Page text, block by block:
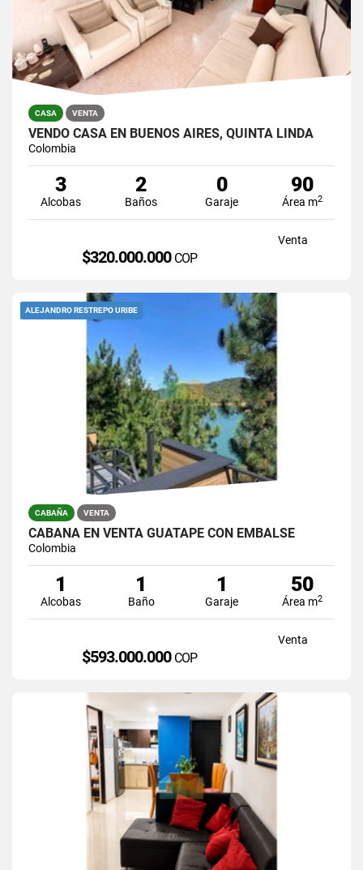
CASA VENTA
VENDO CASA EN BUENOS AIRES, QUINTA LINDA
Colombia
3
Alcobas
2
Baños
0
Garaje
90
Área m2
Venta
$320.000.000 COP
ALEJANDRO RESTREPO URIBE
CABAÑA VENTA
CABAÑA EN VENTA GUATAPE CON EMBALSE
Colombia
1
Alcobas
1
Baño
1
Garaje
50
Área m2
Venta
$593.000.000 COP